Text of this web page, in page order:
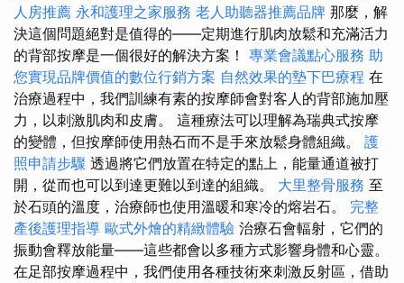
人房推薦 永和護理之家服務 老人助聽器推薦品牌 那麼，解
決這個問題絕對是值得的——定期進行肌肉放鬆和充滿活力
的背部按摩是一個很好的解決方案！ 專業會議點心服務 助
您實現品牌價值的數位行銷方案 自然效果的墊下巴療程 在
治療過程中，我們訓練有素的按摩師會對客人的背部施加壓
力，以刺激肌肉和皮膚。 這種療法可以理解為瑞典式按摩
的變體，但按摩師使用熱石而不是手來放鬆身體組織。 護
照申請步驟 透過將它們放置在特定的點上，能量通道被打
開，從而也可以到達更難以到達的組織。 大里整骨服務 至
於石頭的溫度，治療師也使用溫暖和寒冷的熔岩石。 完整
產後護理指導 歐式外燴的精緻體驗 治療石會輻射，它們的
振動會釋放能量——這些都會以多種方式影響身體和心靈。
在足部按摩過程中，我們使用各種技術來刺激反射區，借助